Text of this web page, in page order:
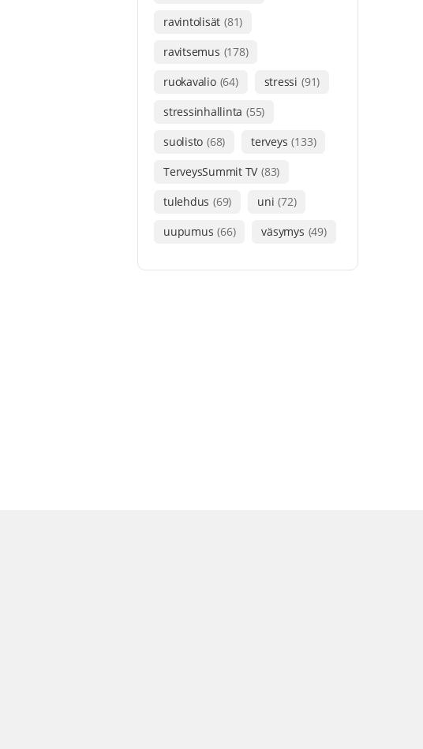
ravintolisät (81)
ravitsemus (178)
ruokavalio (64) stressi (91)
stressinhallinta (55)
suolisto (68) terveys (133)
TerveysSummit TV (83)
tulehdus (69) uni (72)
uupumus (66) väsymys (49)